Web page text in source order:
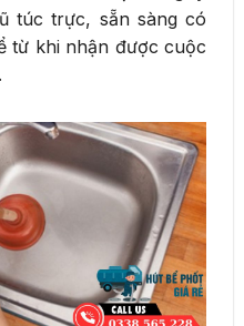
túc trực, sẵn sàng có
từ khi nhận được cuộc